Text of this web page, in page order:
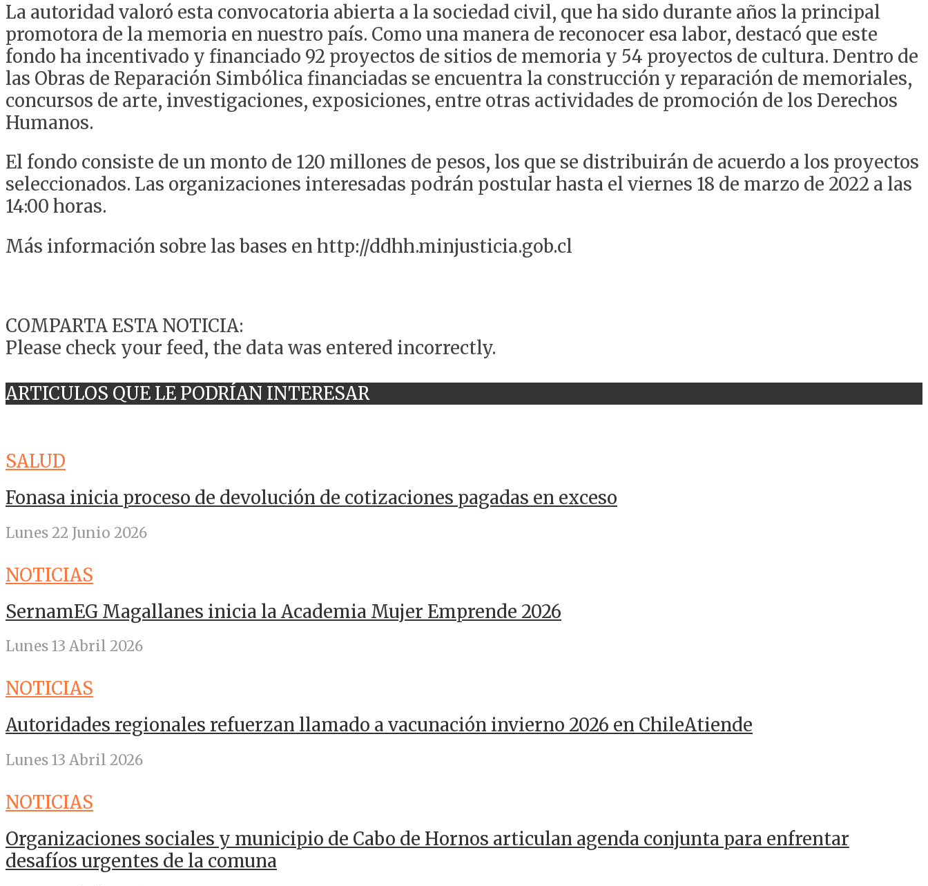
La autoridad valoró esta convocatoria abierta a la sociedad civil, que ha sido durante años la principal
promotora de la memoria en nuestro país. Como una manera de reconocer esa labor, destacó que este
fondo ha incentivado y financiado 92 proyectos de sitios de memoria y 54 proyectos de cultura. Dentro de
las Obras de Reparación Simbólica financiadas se encuentra la construcción y reparación de memoriales,
concursos de arte, investigaciones, exposiciones, entre otras actividades de promoción de los Derechos
Humanos.
El fondo consiste de un monto de 120 millones de pesos, los que se distribuirán de acuerdo a los proyectos
seleccionados. Las organizaciones interesadas podrán postular hasta el viernes 18 de marzo de 2022 a las
14:00 horas.
Más información sobre las bases en http://ddhh.minjusticia.gob.cl
COMPARTA ESTA NOTICIA:
Please check your feed, the data was entered incorrectly.
ARTICULOS QUE LE PODRÍAN INTERESAR
SALUD
Fonasa inicia proceso de devolución de cotizaciones pagadas en exceso
Lunes 22 Junio 2026
NOTICIAS
SernamEG Magallanes inicia la Academia Mujer Emprende 2026
Lunes 13 Abril 2026
NOTICIAS
Autoridades regionales refuerzan llamado a vacunación invierno 2026 en ChileAtiende
Lunes 13 Abril 2026
NOTICIAS
Organizaciones sociales y municipio de Cabo de Hornos articulan agenda conjunta para enfrentar
desafíos urgentes de la comuna